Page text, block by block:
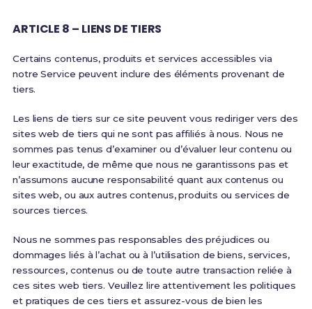
ARTICLE 8 – LIENS DE TIERS
Certains contenus, produits et services accessibles via
notre Service peuvent inclure des éléments provenant de
tiers.
Les liens de tiers sur ce site peuvent vous rediriger vers des
sites web de tiers qui ne sont pas affiliés à nous. Nous ne
sommes pas tenus d’examiner ou d’évaluer leur contenu ou
leur exactitude, de même que nous ne garantissons pas et
n’assumons aucune responsabilité quant aux contenus ou
sites web, ou aux autres contenus, produits ou services de
sources tierces.
Nous ne sommes pas responsables des préjudices ou
dommages liés à l’achat ou à l’utilisation de biens, services,
ressources, contenus ou de toute autre transaction reliée à
ces sites web tiers. Veuillez lire attentivement les politiques
et pratiques de ces tiers et assurez-vous de bien les